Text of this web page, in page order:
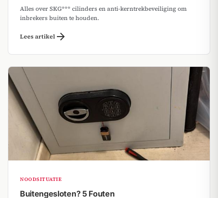
Alles over SKG*** cilinders en anti-kerntrekbeveiliging om
inbrekers buiten te houden.
Lees artikel arrow_forward
NOODSITUATIE
Buitengesloten? 5 Fouten